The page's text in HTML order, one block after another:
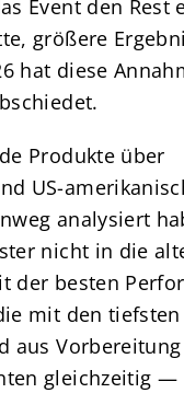
Event den Rest
größere
hat diese
Produkte über
US-
analysiert
nicht in die
der besten
mit den tiefsten
aus
gleichzeitig —